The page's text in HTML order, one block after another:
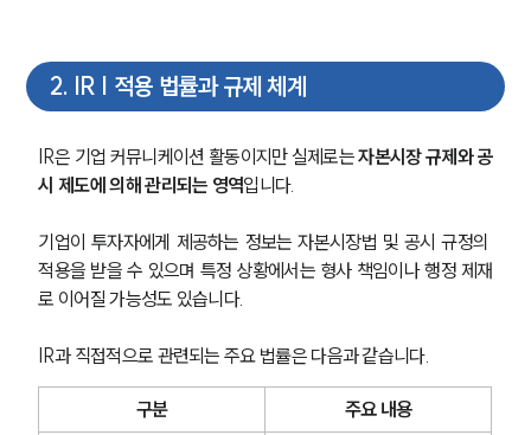
2. IR | 적용 법률과 규제 체계
IR은 기업 커뮤니케이션 활동이지만 실제로는 자본시장 규제와 공
시 제도에 의해 관리되는 영역입니다.
기업이 투자자에게 제공하는 정보는 자본시장법 및 공시 규정의
적용을 받을 수 있으며 특정 상황에서는 형사 책임이나 행정 제재
로 이어질 가능성도 있습니다.
IR과 직접적으로 관련되는 주요 법률은 다음과 같습니다.
구분
주요 내용